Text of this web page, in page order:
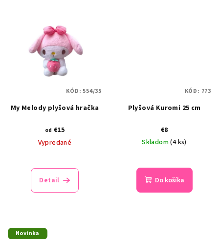
My Melody plyšová hračka
od €15
Vypredané
Detail
KÓD:554/35
Plyšová Kuromi 25 cm
€8
Skladom(4 ks)
Do košíka
KÓD: 773
Novinka